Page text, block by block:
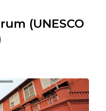
(UNESCO